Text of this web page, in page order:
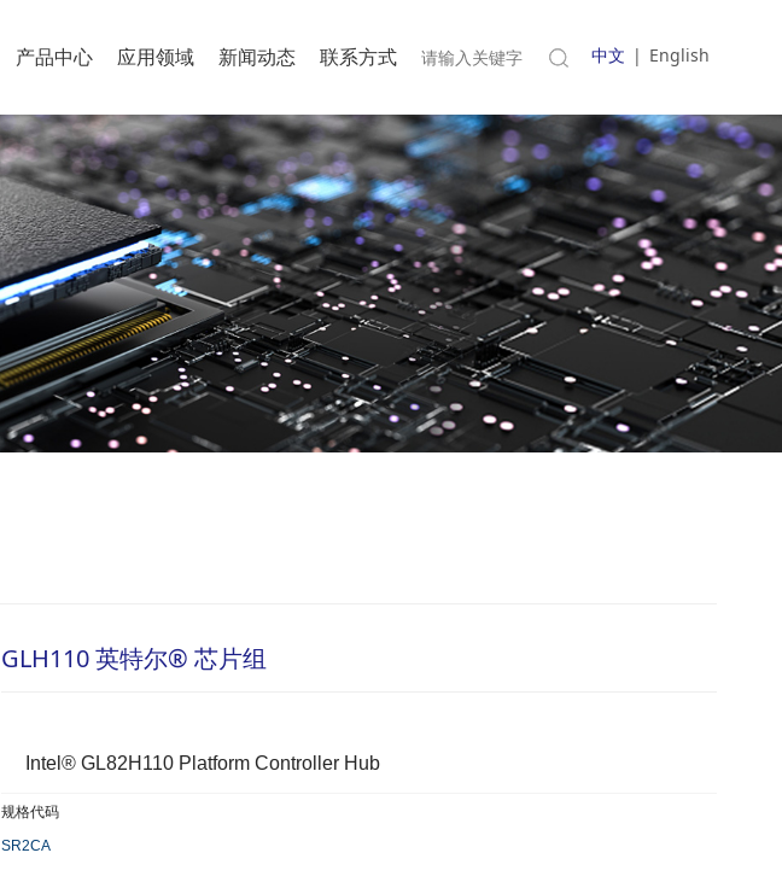
中文 | English
产品中心 应用领域 新闻动态 联系方式
GLH110 英特尔® 芯片组
Intel® GL82H110 Platform Controller Hub
规格代码
SR2CA